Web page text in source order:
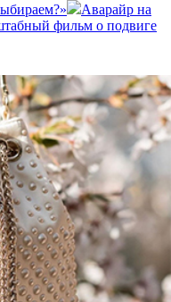
Аварайр на
фильм о подвиге